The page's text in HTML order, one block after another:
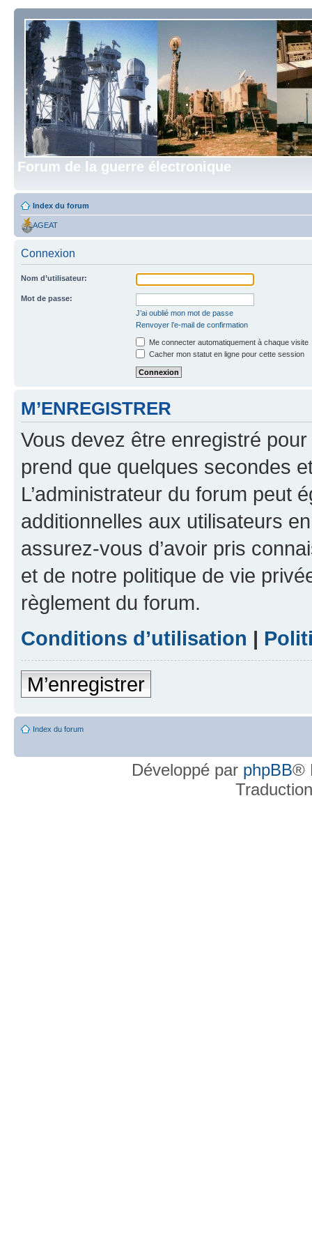
Forum de la guerre électronique
Index du forum
AGEAT
Connexion
Nom d’utilisateur:
Mot de passe:
J’ai oublié mon mot de passe
Renvoyer l’e-mail de confirmation
Me connecter automatiquement à chaque visite
Cacher mon statut en ligne pour cette session
M’ENREGISTRER
Vous devez être enregistré
prend que quelques secondes
L’administrateur du forum peut
additionnelles aux utilisateurs
assurez-vous d’avoir pris
et de notre politique de vie
règlement du forum.
Conditions d’utilisation |
M’enregistrer
Index du forum
Développé par phpBB®